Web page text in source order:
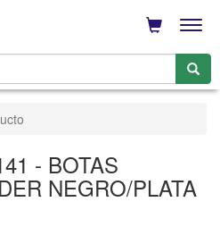
- BOTAS
NEGRO/PLATA